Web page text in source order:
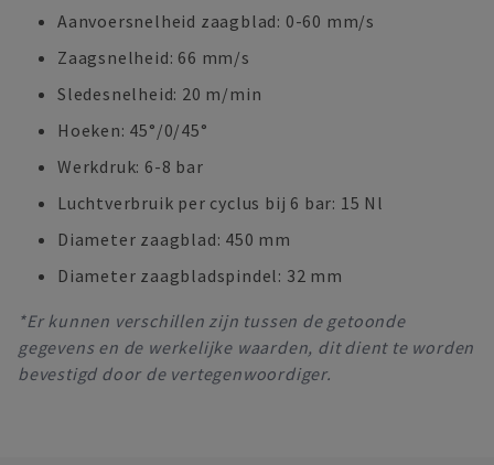
Aanvoersnelheid zaagblad: 0-60 mm/s
Zaagsnelheid: 66 mm/s
Sledesnelheid: 20 m/min
Hoeken: 45°/0/45°
Werkdruk: 6-8 bar
Luchtverbruik per cyclus bij 6 bar: 15 Nl
Diameter zaagblad: 450 mm
Diameter zaagbladspindel: 32 mm
*Er kunnen verschillen zijn tussen de getoonde
gegevens en de werkelijke waarden, dit dient te worden
bevestigd door de vertegenwoordiger.